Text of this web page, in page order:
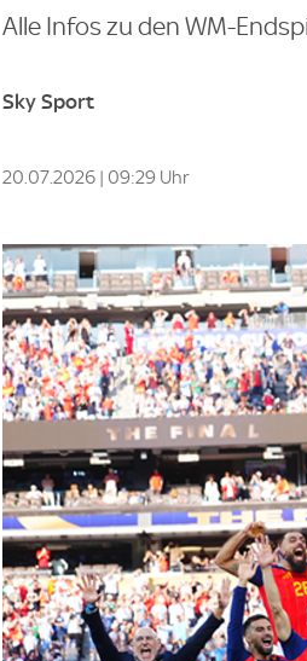
Alle Infos zu den WM-
Sky Sport
20.07.2026 | 09:29 Uhr